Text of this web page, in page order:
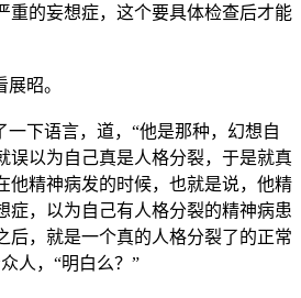
重的妄想症，这个要具体检查后才能
昭。
下语言，道，“他是那种，幻想自
误以为自己真是人格分裂，于是就真
他精神病发的时候，也就是说，他精
症，以为自己有人格分裂的精神病患
后，就是一个真的人格分裂了的正常
人，“明白么？”